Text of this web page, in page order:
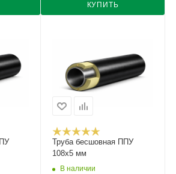
КУПИТЬ
Труба бесшовная ППУ
108х5 мм
В наличии